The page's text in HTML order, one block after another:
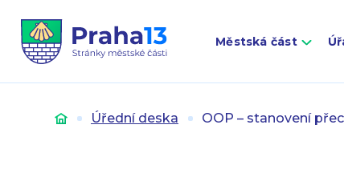
Městská část
Úvod Úřední deska OOP – stanovení